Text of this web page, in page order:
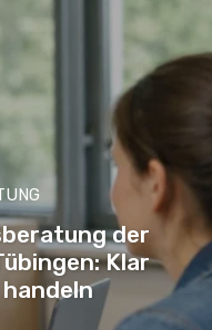
der
Klar